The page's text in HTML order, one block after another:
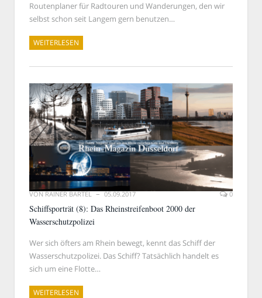
Routenplaner für Radtouren und Wanderungen, den wir
selbst schon seit Langem gern benutzen…
WEITERLESEN
VONRAINER BARTEL 05.09.2017 0
Schiffsporträt (8): Das Rheinstreifenboot 2000 der
Wasserschutzpolizei
Wer sich öfters am Rhein bewegt, kennt das Schiff der
Wasserschutzpolizei. Das Schiff? Tatsächlich handelt es
sich um eine Flotte…
WEITERLESEN